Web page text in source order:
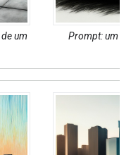
de um
Prompt: um